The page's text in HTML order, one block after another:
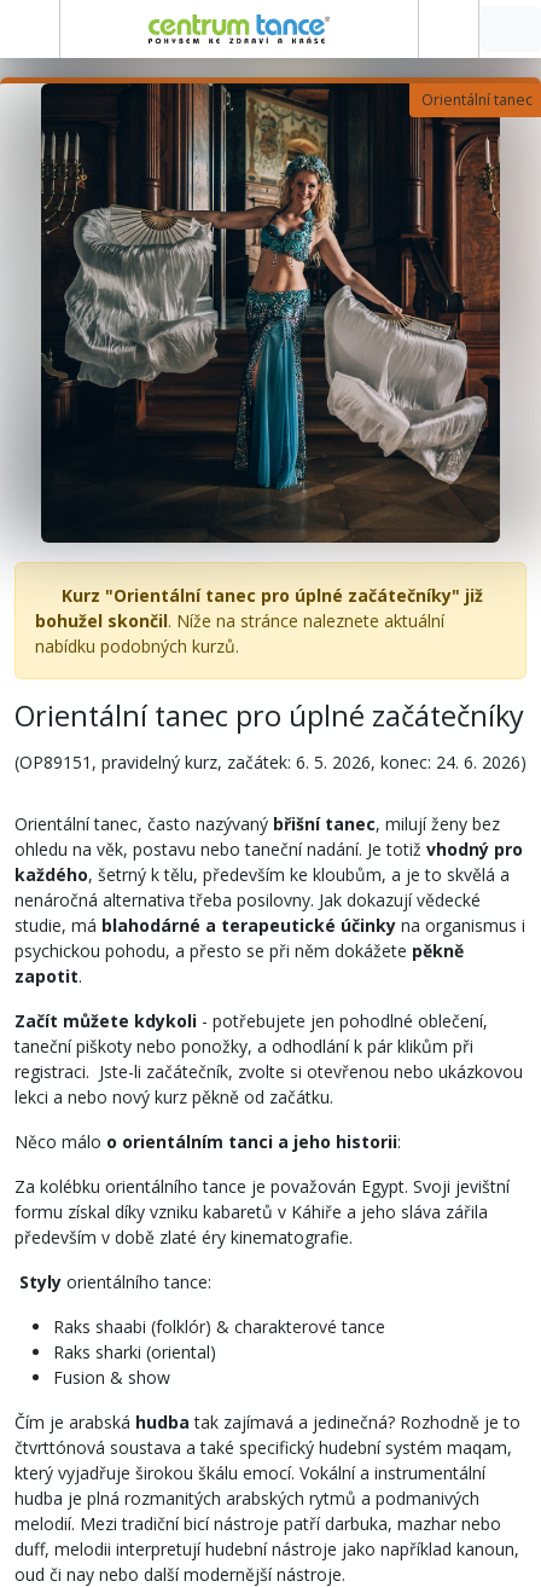
Orientální tanec
Kurz "Orientální tanec pro úplné začátečníky" již
bohužel skončil. Níže na stránce naleznete aktuální
nabídku podobných kurzů.
Orientální tanec pro úplné začátečníky
(OP89151, pravidelný kurz, začátek: 6. 5. 2026, konec: 24. 6. 2026)
Orientální tanec, často nazývaný břišní tanec, milují ženy bez
ohledu na věk, postavu nebo taneční nadání. Je totiž vhodný pro
každého, šetrný k tělu, především ke kloubům, a je to skvělá a
nenáročná alternativa třeba posilovny. Jak dokazují vědecké
studie, má blahodárné a terapeutické účinky na organismus i
psychickou pohodu, a přesto se při něm dokážete pěkně
zapotit.
Začít můžete kdykoli - potřebujete jen pohodlné oblečení,
taneční piškoty nebo ponožky, a odhodlání k pár klikům při
registraci. Jste-li začátečník, zvolte si otevřenou nebo ukázkovou
lekci a nebo nový kurz pěkně od začátku.
Něco málo o orientálním tanci a jeho historii:
Za kolébku orientálního tance je považován Egypt. Svoji jevištní
formu získal díky vzniku kabaretů v Káhiře a jeho sláva zářila
především v době zlaté éry kinematografie.
Styly orientálního tance:
Raks shaabi (folklór) & charakterové tance
Raks sharki (oriental)
Fusion & show
Čím je arabská hudba tak zajímavá a jedinečná? Rozhodně je to
čtvrttónová soustava a také specifický hudební systém maqam,
který vyjadřuje širokou škálu emocí. Vokální a instrumentální
hudba je plná rozmanitých arabských rytmů a podmanivých
melodií. Mezi tradiční bicí nástroje patří darbuka, mazhar nebo
duff, melodii interpretují hudební nástroje jako například kanoun,
oud či nay nebo další modernější nástroje.